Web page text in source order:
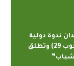
ندوة دولية
حول الإعلام الأخضر في (كوب 29) وتطلق